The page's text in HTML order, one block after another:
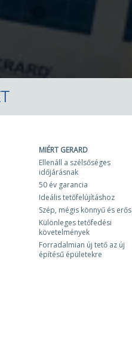
MIÉRT GERARD
Ellenáll a szélsőséges
időjárásnak
50 év garancia
Ideális tetőfelújításhoz
Szép, mégis könnyű és erős
Különleges tetőfedési
követelmények
Forradalmian új tető az új
építésű épületekre